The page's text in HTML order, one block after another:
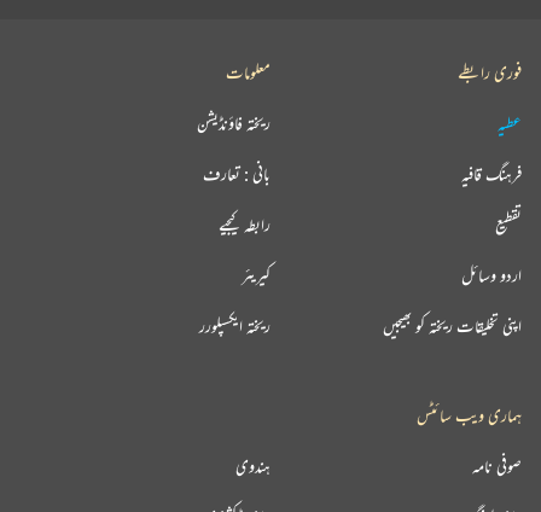
فوری رابطے
عطیہ
فرہنگ قافیہ
تقطیع
اردو وسائل
اپنی تخلیقات ریختہ کو بھیجیں
معلومات
ریختہ فاؤنڈیشن
بانی : تعارف
رابطہ کیجیے
کیریئر
ریختہ ایکسپلورر
ہماری ویب سائٹس
ہندوی صوفی نامہ